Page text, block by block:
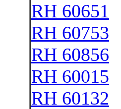
RH 60651
RH 60753
RH 60856
RH 60015
RH 60132